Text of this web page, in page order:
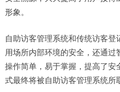
形象。
自助访客管理系统和传统访客登
用场所内部环境的安全，还通过
操作简单，易于掌握，提高了安
式最终将被自助访客管理系统所